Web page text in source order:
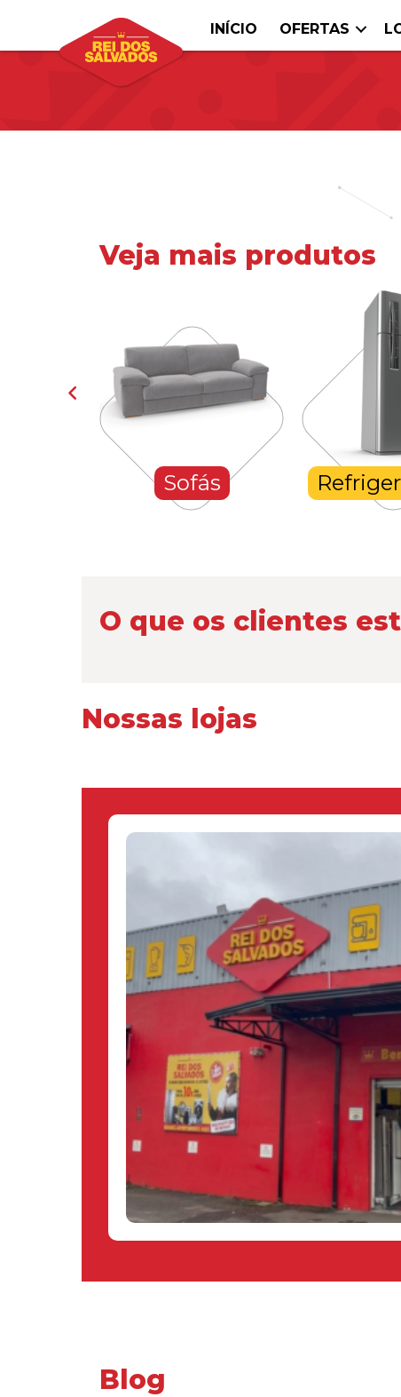
INÍCIO OFERTAS
Veja mais produtos
Sofás
O que os clientes
Nossas lojas
Blog